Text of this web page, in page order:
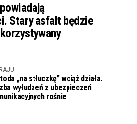
Stary asfalt będzie
„na stłuczkę” wciąż działa.
wyłudzeń z ubezpieczeń
rośnie